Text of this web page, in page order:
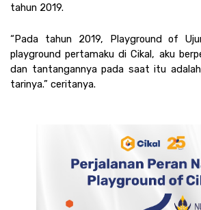
tahun 2019.
“Pada tahun 2019, Playground of
playground pertamaku di Cikal, aku
dan tantangannya pada saat itu
tarinya.” ceritanya.